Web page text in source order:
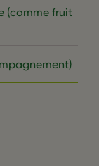
(comme fruit